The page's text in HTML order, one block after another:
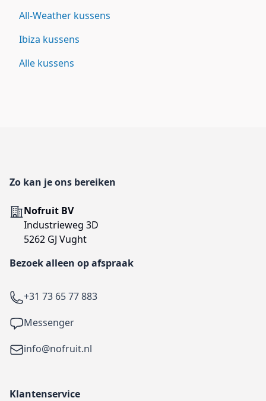
All-Weather kussens
Ibiza kussens
Alle kussens
Zo kan je ons bereiken
AdresNofruit BV
Industrieweg 3D
5262 GJ Vught
Bezoek alleen op afspraak
Telefoon
+31 73 65 77 883
Facebook
Messenger
Emailinfo@nofruit.nl
Klantenservice